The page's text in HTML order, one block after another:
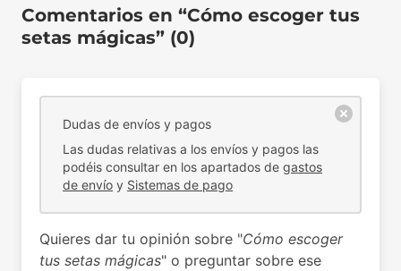
Comentarios en “Cómo escoger tus
setas mágicas” (0)
Dudas de envíos y pagos
Las dudas relativas a los envíos y pagos las
podéis consultar en los apartados de gastos
de envío y Sistemas de pago
Quieres dar tu opinión sobre "Cómo escoger
tus setas mágicas" o preguntar sobre ese